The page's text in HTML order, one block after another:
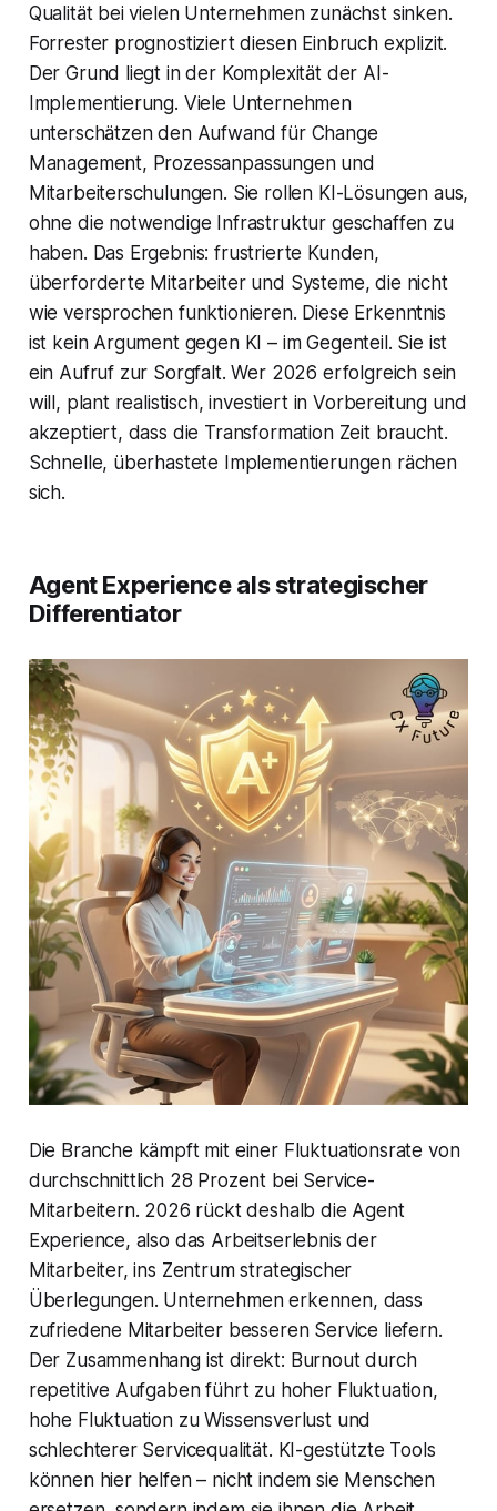
Qualität bei vielen Unternehmen zunächst sinken.
Forrester prognostiziert diesen Einbruch explizit.
Der Grund liegt in der Komplexität der AI-
Implementierung. Viele Unternehmen
unterschätzen den Aufwand für Change
Management, Prozessanpassungen und
Mitarbeiterschulungen. Sie rollen KI-Lösungen aus,
ohne die notwendige Infrastruktur geschaffen zu
haben. Das Ergebnis: frustrierte Kunden,
überforderte Mitarbeiter und Systeme, die nicht
wie versprochen funktionieren. Diese Erkenntnis
ist kein Argument gegen KI – im Gegenteil. Sie ist
ein Aufruf zur Sorgfalt. Wer 2026 erfolgreich sein
will, plant realistisch, investiert in Vorbereitung und
akzeptiert, dass die Transformation Zeit braucht.
Schnelle, überhastete Implementierungen rächen
sich.
Agent Experience als strategischer
Differentiator
Die Branche kämpft mit einer Fluktuationsrate von
durchschnittlich 28 Prozent bei Service-
Mitarbeitern. 2026 rückt deshalb die Agent
Experience, also das Arbeitserlebnis der
Mitarbeiter, ins Zentrum strategischer
Überlegungen. Unternehmen erkennen, dass
zufriedene Mitarbeiter besseren Service liefern.
Der Zusammenhang ist direkt: Burnout durch
repetitive Aufgaben führt zu hoher Fluktuation,
hohe Fluktuation zu Wissensverlust und
schlechterer Servicequalität. KI-gestützte Tools
können hier helfen – nicht indem sie Menschen